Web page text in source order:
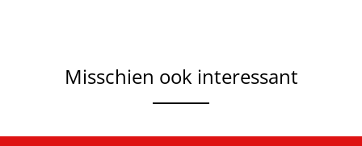
Misschien ook interessant